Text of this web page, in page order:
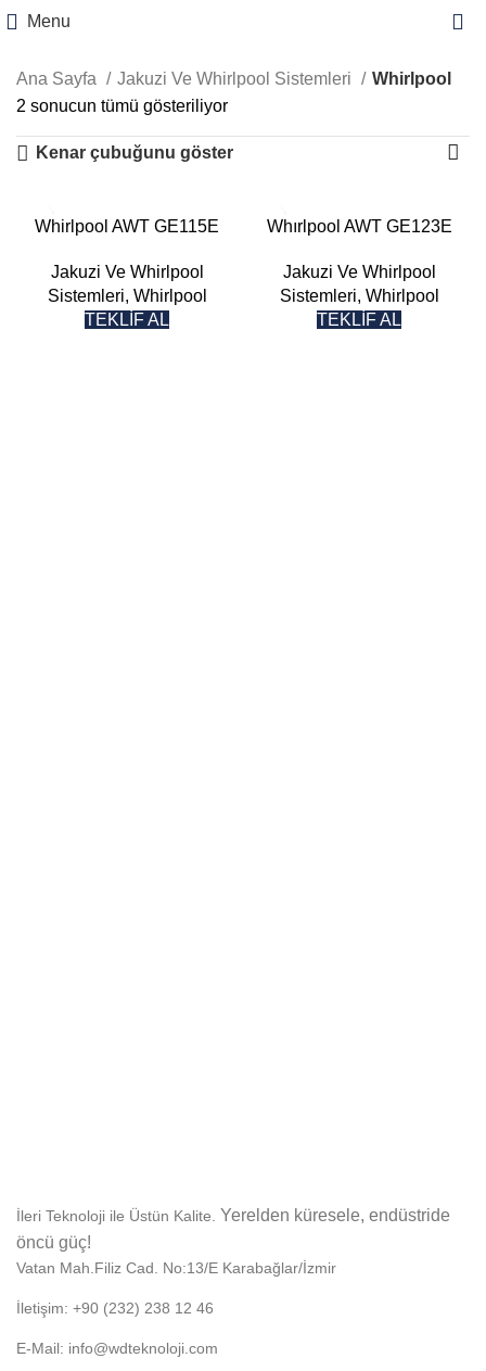
Menu
Ana Sayfa Jakuzi Ve Whirlpool Sistemleri
Whirlpool
2 sonucun tümü gösteriliyor
Kenar çubuğunu göster
Whirlpool AWT GE115E
Jakuzi Ve Whirlpool
Sistemleri, Whirlpool
TEKLİF AL
Whırlpool AWT GE123E
Jakuzi Ve Whirlpool
Sistemleri, Whirlpool
TEKLİF AL
İleri Teknoloji ile Üstün Kalite. Yerelden küresele, endüstride
öncü güç!
Vatan Mah.Filiz Cad. No:13/E Karabağlar/İzmir
İletişim: +90 (232) 238 12 46
E-Mail: info@wdteknoloji.com